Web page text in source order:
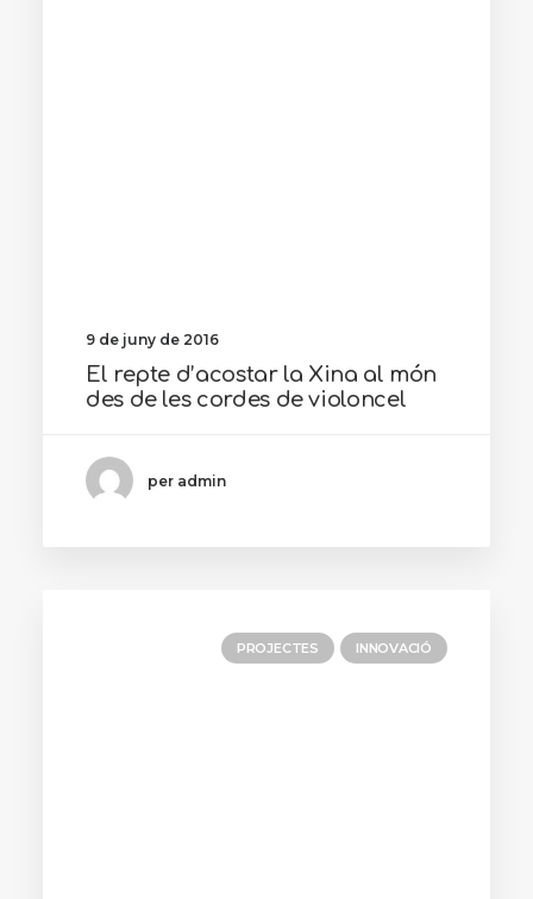
9 de juny de 2016
El repte d’acostar la Xina al món
des de les cordes de violoncel
per admin
PROJECTES INNOVACIÓ